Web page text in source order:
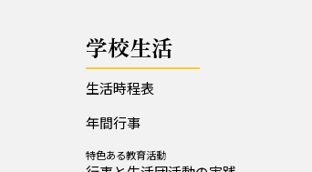
学校生活
生活時程表
年間行事
特色ある教育活動